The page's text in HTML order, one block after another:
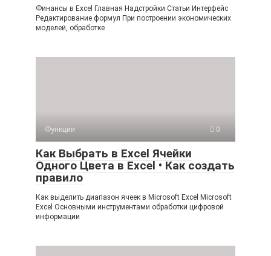
Финансы в Excel Главная Надстройки Статьи Интерфейс
Редактирование формул При построении экономических
моделей, обработке
Функции 0
Как Выбрать в Excel Ячейки
Одного Цвета в Excel • Как создать
правило
Как выделить диапазон ячеек в Microsoft Excel Microsoft
Excel Основными инструментами обработки цифровой
информации